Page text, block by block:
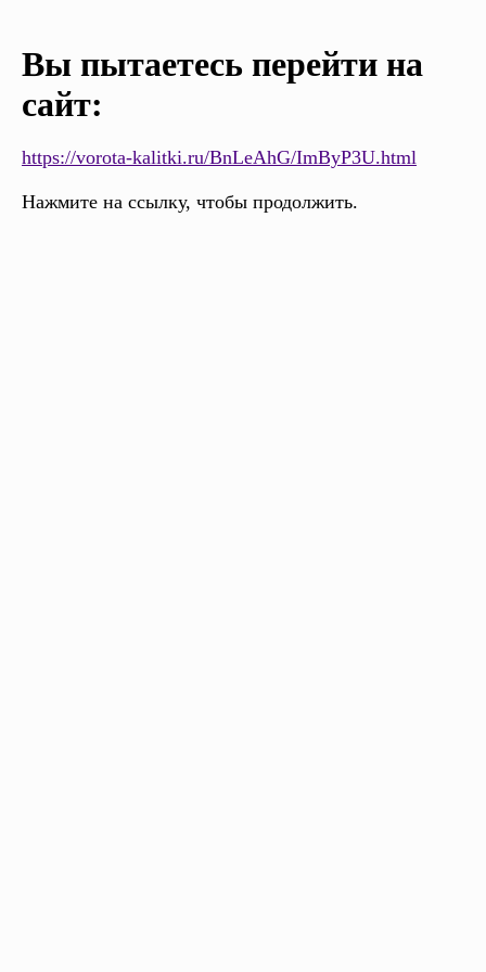
Вы пытаетесь перейти на
сайт:
https://vorota-kalitki.ru/BnLeAhG/ImByP3U.html
Нажмите на ссылку, чтобы продолжить.